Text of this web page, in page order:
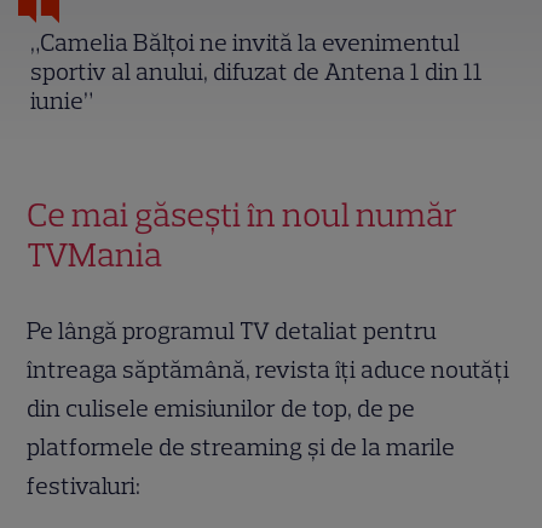
„Camelia Bălțoi ne invită la evenimentul
sportiv al anului, difuzat de Antena 1 din 11
iunie”
Ce mai găsești în noul număr
TVMania
Pe lângă programul TV detaliat pentru
întreaga săptămână, revista îți aduce noutăți
din culisele emisiunilor de top, de pe
platformele de streaming și de la marile
festivaluri: